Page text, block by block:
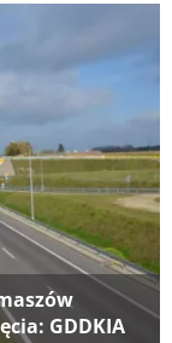
GDDKIA